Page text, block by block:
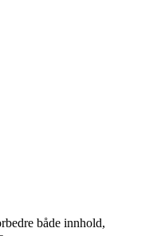
både innhold,